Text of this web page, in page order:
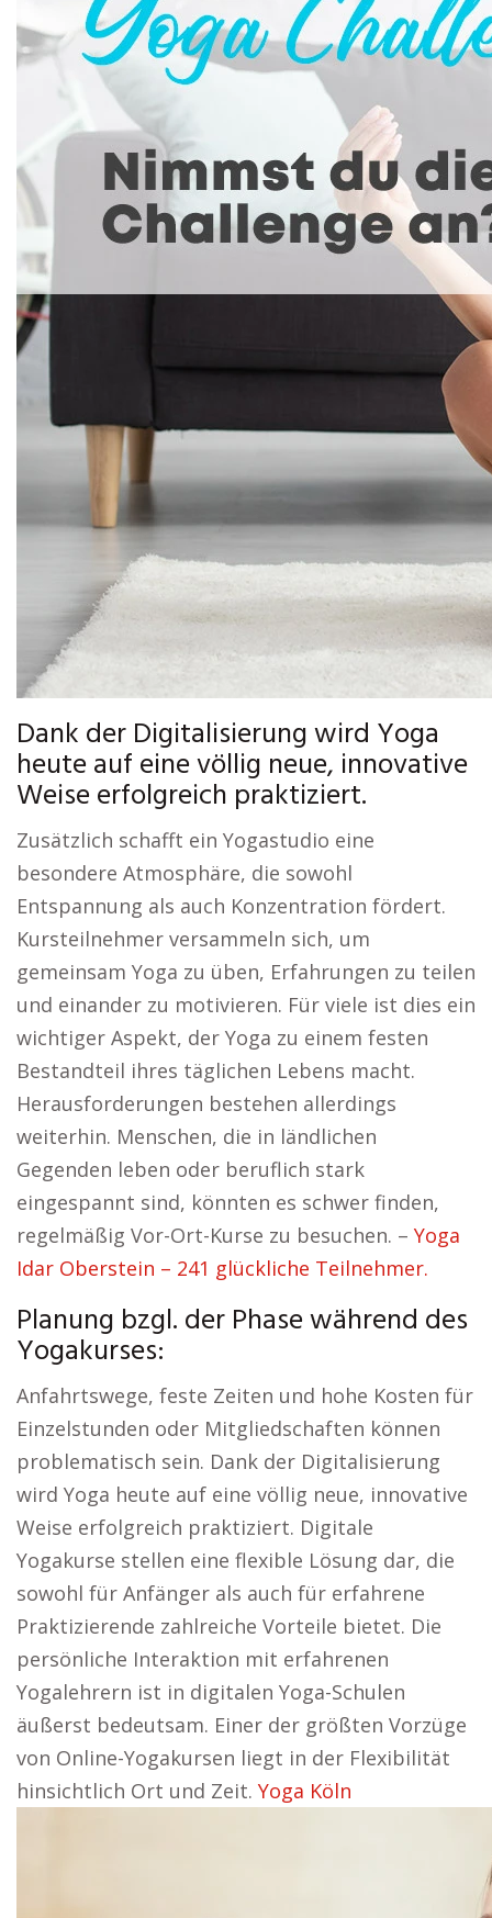
Dank der Digitalisierung wird Yoga
heute auf eine völlig neue, innovative
Weise erfolgreich praktiziert.
Zusätzlich schafft ein Yogastudio eine
besondere Atmosphäre, die sowohl
Entspannung als auch Konzentration fördert.
Kursteilnehmer versammeln sich, um
gemeinsam Yoga zu üben, Erfahrungen zu teilen
und einander zu motivieren. Für viele ist dies ein
wichtiger Aspekt, der Yoga zu einem festen
Bestandteil ihres täglichen Lebens macht.
Herausforderungen bestehen allerdings
weiterhin. Menschen, die in ländlichen
Gegenden leben oder beruflich stark
eingespannt sind, könnten es schwer finden,
regelmäßig Vor-Ort-Kurse zu besuchen. – Yoga
Idar Oberstein – 241 glückliche Teilnehmer.
Planung bzgl. der Phase während des
Yogakurses:
Anfahrtswege, feste Zeiten und hohe Kosten für
Einzelstunden oder Mitgliedschaften können
problematisch sein. Dank der Digitalisierung
wird Yoga heute auf eine völlig neue, innovative
Weise erfolgreich praktiziert. Digitale
Yogakurse stellen eine flexible Lösung dar, die
sowohl für Anfänger als auch für erfahrene
Praktizierende zahlreiche Vorteile bietet. Die
persönliche Interaktion mit erfahrenen
Yogalehrern ist in digitalen Yoga-Schulen
äußerst bedeutsam. Einer der größten Vorzüge
von Online-Yogakursen liegt in der Flexibilität
hinsichtlich Ort und Zeit. Yoga Köln